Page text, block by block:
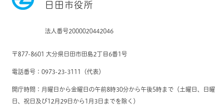
日田市役所
法人番号2000020442046
〒877-8601 大分県日田市田島2丁目6番1号
電話番号：0973-23-3111（代表）
開庁時間：月曜日から金曜日の午前8時30分から午後5時まで（土曜日、日曜
日、祝日及び12月29日から1月3日までを除く）